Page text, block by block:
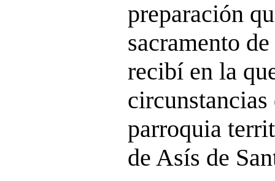
preparación
sacramento
recibí en la
parroquia
de Asís de